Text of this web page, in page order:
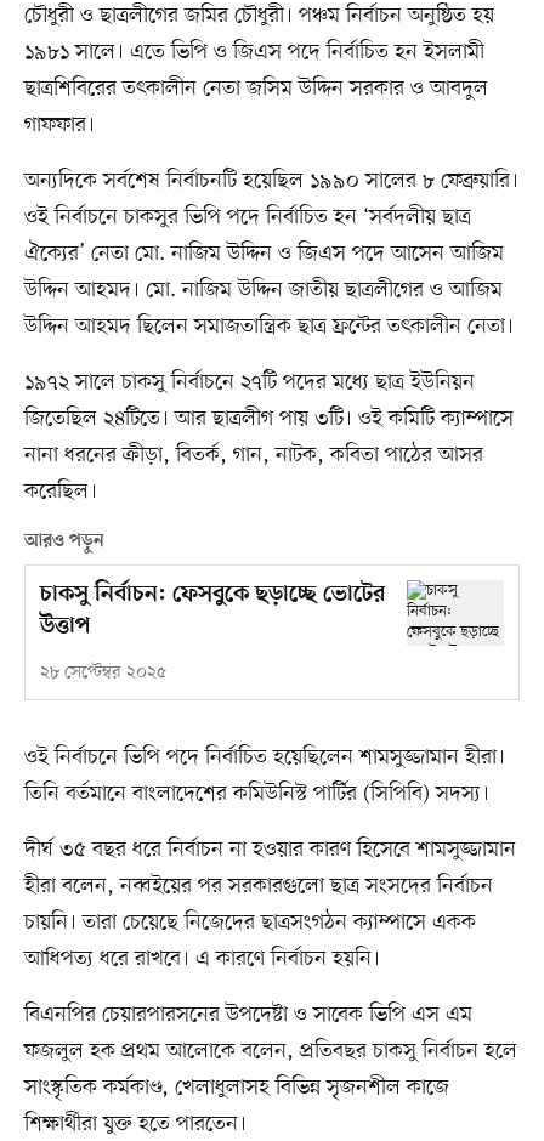
চৌধুরী ও ছাত্রলীগের জমির চৌধুরী। পঞ্চম নির্বাচন অনুষ্ঠিত হয়
১৯৮১ সালে। এতে ভিপি ও জিএস পদে নির্বাচিত হন ইসলামী
ছাত্রশিবিরের তৎকালীন নেতা জসিম উদ্দিন সরকার ও আবদুল
গাফফার।
অন্যদিকে সর্বশেষ নির্বাচনটি হয়েছিল ১৯৯০ সালের ৮ ফেব্রুয়ারি।
ওই নির্বাচনে চাকসুর ভিপি পদে নির্বাচিত হন ‘সর্বদলীয় ছাত্র
ঐক্যের’ নেতা মো. নাজিম উদ্দিন ও জিএস পদে আসেন আজিম
উদ্দিন আহমদ। মো. নাজিম উদ্দিন জাতীয় ছাত্রলীগের ও আজিম
উদ্দিন আহমদ ছিলেন সমাজতান্ত্রিক ছাত্র ফ্রন্টের তৎকালীন নেতা।
১৯৭২ সালে চাকসু নির্বাচনে ২৭টি পদের মধ্যে ছাত্র ইউনিয়ন
জিতেছিল ২৪টিতে। আর ছাত্রলীগ পায় ৩টি। ওই কমিটি ক্যাম্পাসে
নানা ধরনের ক্রীড়া, বিতর্ক, গান, নাটক, কবিতা পাঠের আসর
করেছিল।
আরও পড়ুন
চাকসু নির্বাচন: ফেসবুকে ছড়াচ্ছে ভোটের
উত্তাপ
২৮ সেপ্টেম্বর ২০২৫
ওই নির্বাচনে ভিপি পদে নির্বাচিত হয়েছিলেন শামসুজ্জামান হীরা।
তিনি বর্তমানে বাংলাদেশের কমিউনিস্ট পার্টির (সিপিবি) সদস্য।
দীর্ঘ ৩৫ বছর ধরে নির্বাচন না হওয়ার কারণ হিসেবে শামসুজ্জামান
হীরা বলেন, নব্বইয়ের পর সরকারগুলো ছাত্র সংসদের নির্বাচন
চায়নি। তারা চেয়েছে নিজেদের ছাত্রসংগঠন ক্যাম্পাসে একক
আধিপত্য ধরে রাখবে। এ কারণে নির্বাচন হয়নি।
বিএনপির চেয়ারপারসনের উপদেষ্টা ও সাবেক ভিপি এস এম
ফজলুল হক প্রথম আলোকে বলেন, প্রতিবছর চাকসু নির্বাচন হলে
সাংস্কৃতিক কর্মকাণ্ড, খেলাধুলাসহ বিভিন্ন সৃজনশীল কাজে
শিক্ষার্থীরা যুক্ত হতে পারতেন।